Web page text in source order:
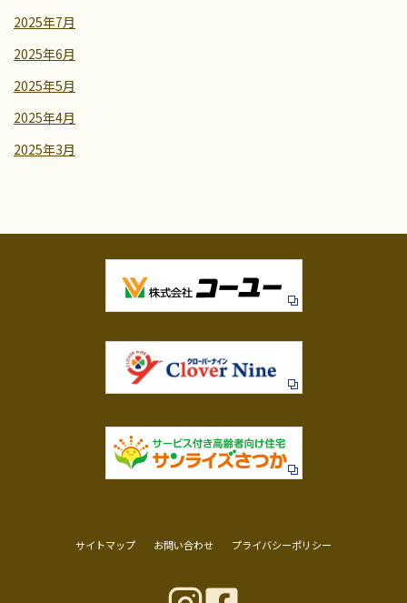
2025年7月
2025年6月
2025年5月
2025年4月
2025年3月
サイトマップ お問い合わせ プライバシーポリシー